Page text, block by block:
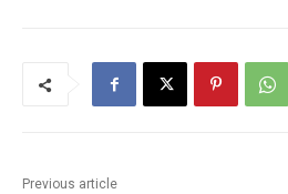
Previous article